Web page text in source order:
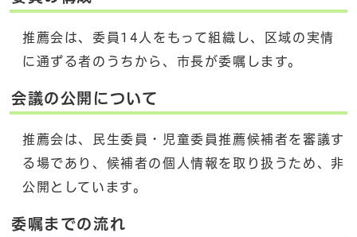
推薦会は、委員14人をもって組織し、区域の実情
に通ずる者のうちから、市長が委嘱します。
会議の公開について
推薦会は、民生委員・児童委員推薦候補者を審議す
る場であり、候補者の個人情報を取り扱うため、非
公開としています。
委嘱までの流れ